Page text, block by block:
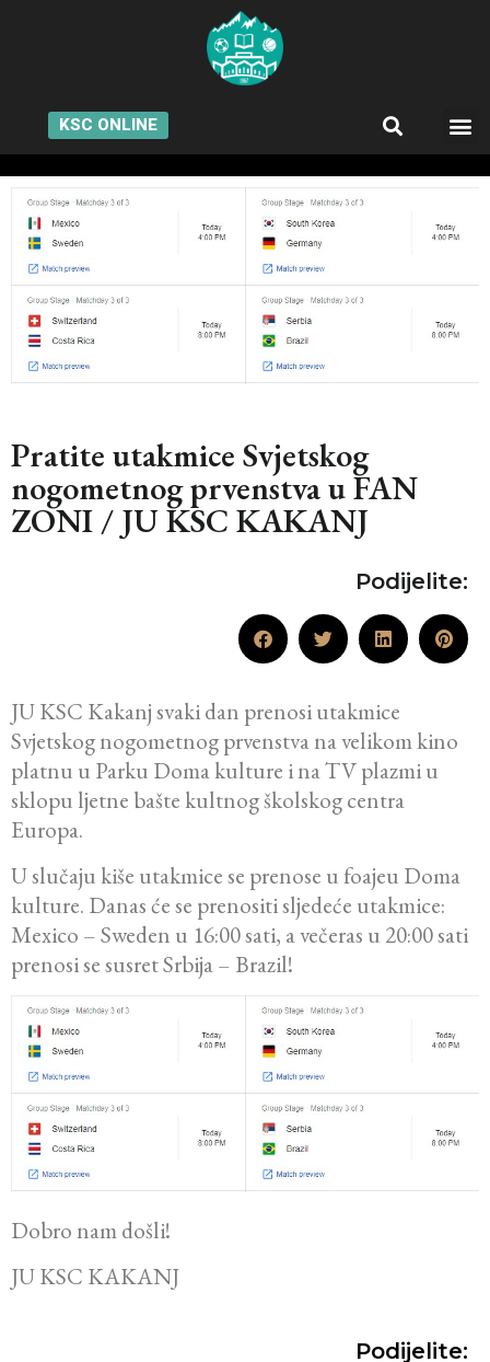
KSC ONLINE
Pratite utakmice Svjetskog
nogometnog prvenstva u FAN
ZONI / JU KSC KAKANJ
Podijelite:
JU KSC Kakanj svaki dan prenosi utakmice
Svjetskog nogometnog prvenstva na velikom kino
platnu u Parku Doma kulture i na TV plazmi u
sklopu ljetne bašte kultnog školskog centra
Europa.
U slučaju kiše utakmice se prenose u foajeu Doma
kulture. Danas će se prenositi sljedeće utakmice:
Mexico – Sweden u 16:00 sati, a večeras u 20:00 sati
prenosi se susret Srbija – Brazil!
Dobro nam došli!
JU KSC KAKANJ
Podijelite: